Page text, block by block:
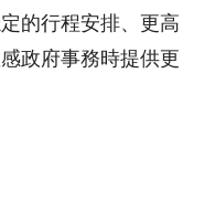
的行程安排、更高
政府事務時提供更